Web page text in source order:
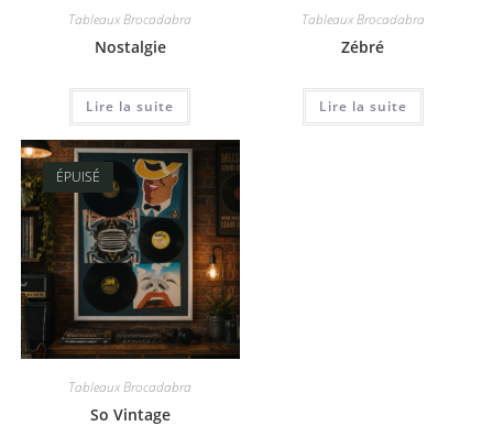
Tableaux Brocadabra
Nostalgie
Lire la suite
Tableaux Brocadabra
Zébré
Lire la suite
ÉPUISÉ
Tableaux Brocadabra
So Vintage